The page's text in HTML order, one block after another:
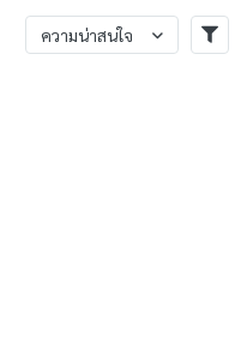
ความน่าสนใจ